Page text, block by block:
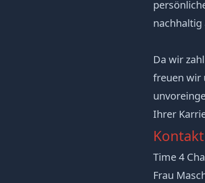
Da wir
freuen wir
Ihrer
Kontakt
Time 4
Frau